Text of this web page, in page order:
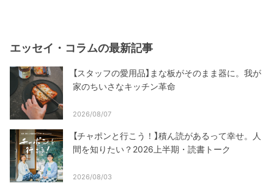
エッセイ・コラムの最新記事
【スタッフの愛用品】まな板がそのまま器に。我が
家のちいさなキッチン革命
2026/08/07
【チャポンと行こう！】積ん読があるって幸せ。人
間を知りたい？2026上半期・読書トーク
2026/08/03